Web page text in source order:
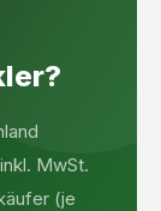
MwSt.
(je